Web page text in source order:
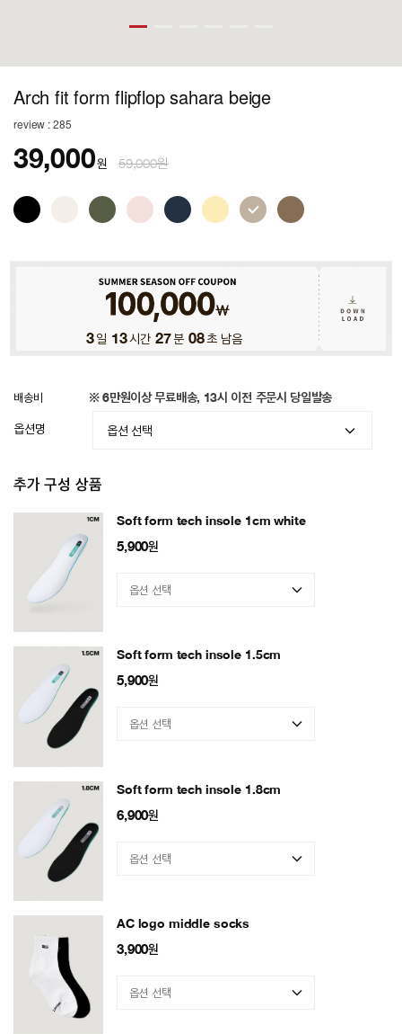
Arch fit form flipflop sahara beige
review : 285
39,000원 59,000원
3일 13시간 27분 05초 남음
배송비 ※ 6만원이상 무료배송, 13시 이전 주문시 당일발송
옵션명
추가 구성 상품
Soft form tech insole 1cm white
5,900원
Soft form tech insole 1.5cm
5,900원
Soft form tech insole 1.8cm
6,900원
AC logo middle socks
3,900원